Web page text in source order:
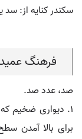
سکندر کنایه از: سد
فرهنگ عمید
صد، عدد صد.
۱. دیواری ضخیم
برای بالا آمدن